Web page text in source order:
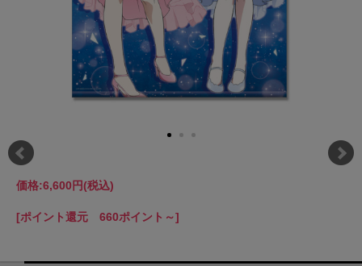
価格:6,600円(税込)
[ポイント還元 660ポイント～]